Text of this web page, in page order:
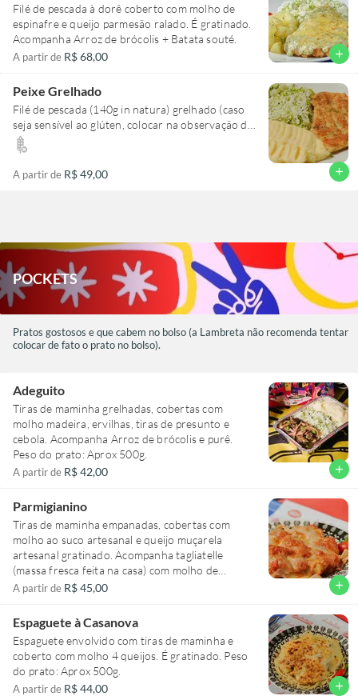
Filé de pescada à dorê coberto com molho de
espinafre e queijo parmesão ralado. É gratinado.
Acompanha Arroz de brócolis + Batata souté.
A partir de R$ 68,00 add
Peixe Grelhado
Filé de pescada (140g in natura) grelhado (caso
seja sensível ao glúten, colocar na observação do
pedido para não levar farinha de trigo).
Acompanha Arroz branco + purê ou Arroz
branco + legumes cozidos.
A partir de R$ 49,00 add
POCKETS
Pratos gostosos e que cabem no bolso (a Lambreta não recomenda tentar
colocar de fato o prato no bolso).
Adeguito
Tiras de maminha grelhadas, cobertas com
molho madeira, ervilhas, tiras de presunto e
cebola. Acompanha Arroz de brócolis e purê.
Peso do prato: Aprox 500g.
A partir de R$ 42,00 add
Parmigianino
Tiras de maminha empanadas, cobertas com
molho ao suco artesanal e queijo muçarela
artesanal gratinado. Acompanha tagliatelle
(massa fresca feita na casa) com molho de
tomate. Peso do prato: Aprox 550g.
A partir de R$ 45,00 add
Espaguete à Casanova
Espaguete envolvido com tiras de maminha e
coberto com molho 4 queijos. É gratinado. Peso
do prato: Aprox 500g.
A partir de R$ 44,00 add